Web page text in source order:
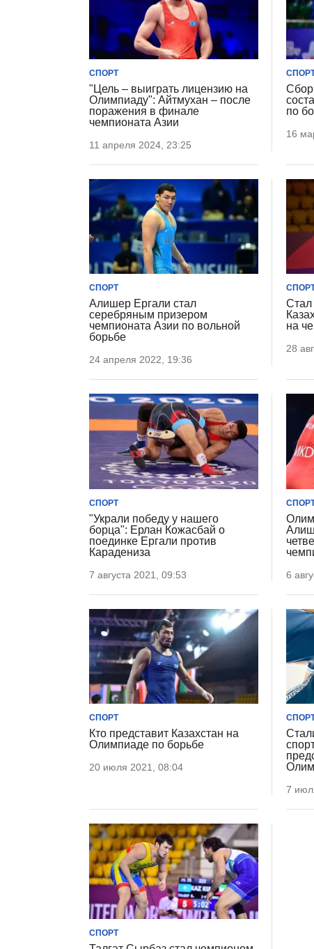
СПОРТ
"Цель – выиграть лицензию на
Олимпиаду": Айтмухан – после
поражения в финале
чемпионата Азии
11 апреля 2024, 23:25
по
16
СПОРТ
Алишер Ергали стал
серебряным призером
чемпионата Азии по вольной
борьбе
24 апреля 2022, 19:36
Стал
на
28
СПОРТ
"Украли победу у нашего
борца": Ерлан Кожасбай о
поединке Ергали против
Карадениза
7 августа 2021, 09:53 6
СПОРТ
Кто представит Казахстан на
Олимпиаде по борьбе
20 июля 2021, 08:04
7
СПОРТ